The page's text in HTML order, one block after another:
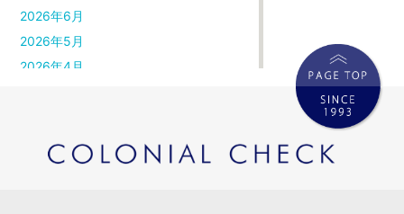
2026年6月
2026年5月
2026年4月
2026年1月
2025年12月